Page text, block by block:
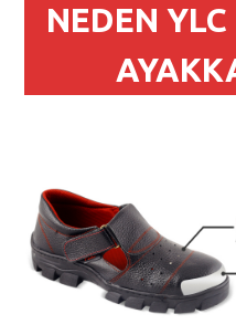
NEDEN